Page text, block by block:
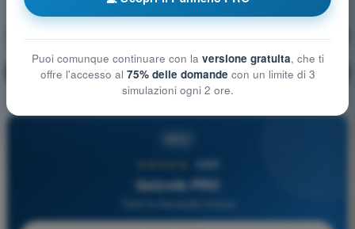
Meteorologia e Aerologia Allenamento!
🔒 PRO Spiegazione domanda
4,6/5
Quizvds PRO
Puoi comunque continuare con la versione gratuita, che ti
offre l'accesso al 75% delle domande con un limite di 3
simulazioni ogni 2 ore.